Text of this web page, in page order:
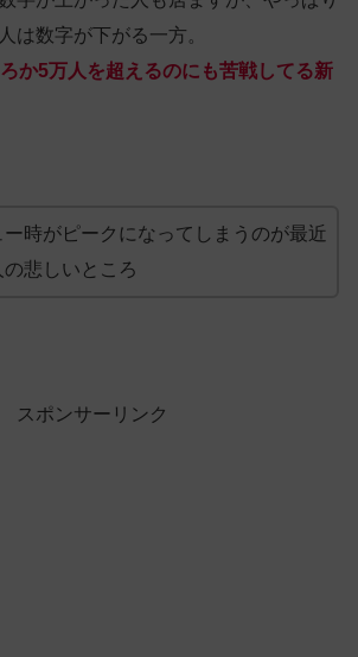
は数字が下がる一方。
か5万人を超えるのにも苦戦してる新
ー時がピークになってしまうのが最近
の悲しいところ
スポンサーリンク